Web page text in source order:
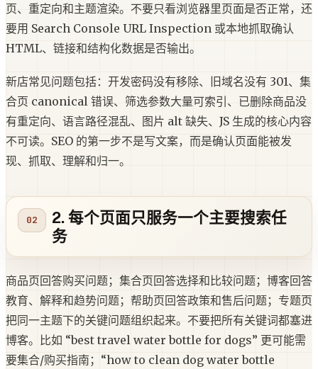
页、重定向和主题渲染。不要只看浏览器里页面是否正常，还
要用 Search Console URL Inspection 或本地抓取确认
HTML、链接和结构化数据是否输出。
新店常见问题包括：开发密码没有移除、旧域名没有 301、集
合页 canonical 错误、筛选参数大量可索引、已删除商品没
有重定向、语言路径混乱、图片 alt 缺失、JS 生成的核心内容
不可读。SEO 的第一步不是写文案，而是确认页面能被发
现、抓取、理解和归一。
2. 每个页面只服务一个主要搜索任
务
商品页回答购买问题；集合页回答选择和比较问题；博客回答
教育、解释和趋势问题；帮助页回答政策和售后问题；专题页
把同一主题下的关键问题组织起来。不要把所有关键词都塞进
博客。比如 “best travel water bottle for dogs” 更可能需
要集合/购买指南；“how to clean dog water bottle